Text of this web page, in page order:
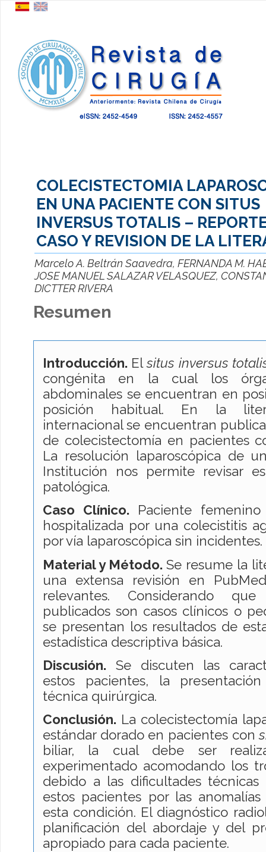
COLECISTECTOMIA
EN UNA PACIENTE CON SITUS
INVERSUS TOTALIS –
CASO Y REVISION DE LA
Marcelo A. Beltrán Saavedra, FERNANDA M.
JOSE MANUEL SALAZAR VELASQUEZ,
DICTTER RIVERA
Resumen
Introducción. Elsitus inversus
congénita en la cual los
abdominales se encuentran en
posición habitual. En la
internacional se encuentran
de colecistectomía en pacientes
La resolución laparoscópica de
Institución nos permite revisar
patológica.
Caso Clínico. Paciente
hospitalizada por una colecistitis
por vía laparoscópica sin incidentes.
Material y Método. Se resume la
una extensa revisión en
relevantes. Considerando
publicados son casos clínicos o
se presentan los resultados de
estadística descriptiva básica.
Discusión. Se discuten las
estos pacientes, la
técnica quirúrgica.
Conclusión. La colecistectomía
estándar dorado en pacientes con
biliar, la cual debe ser
experimentado acomodando los
debido a las dificultades
estos pacientes por las
esta condición. El diagnóstico
planificación del abordaje y del
apropiado para cada paciente.